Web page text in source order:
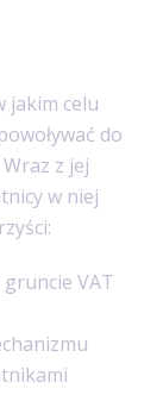
jakim celu
do
z jej
w niej
VAT